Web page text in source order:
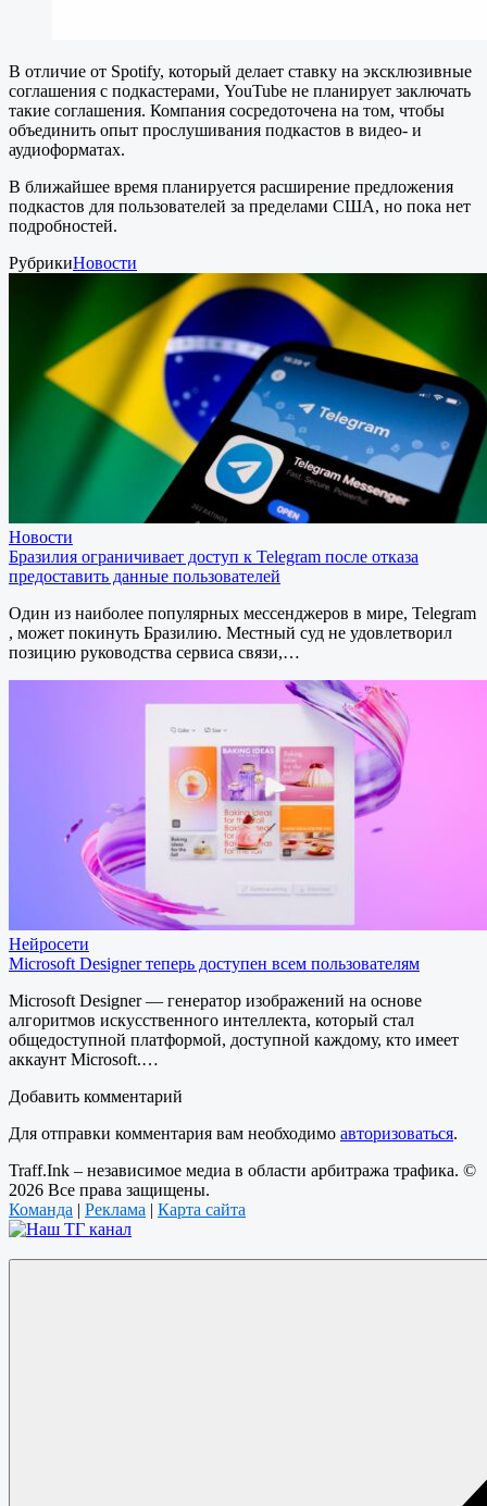
В отличие от Spotify, который делает ставку на эксклюзивные
соглашения с подкастерами, YouTube не планирует заключать
такие соглашения. Компания сосредоточена на том, чтобы
объединить опыт прослушивания подкастов в видео- и
аудиоформатах.
В ближайшее время планируется расширение предложения
подкастов для пользователей за пределами США, но пока нет
подробностей.
РубрикиНовости
Новости
Бразилия ограничивает доступ к Telegram после отказа
предоставить данные пользователей
Один из наиболее популярных мессенджеров в мире, Telegram
, может покинуть Бразилию. Местный суд не удовлетворил
позицию руководства сервиса связи,…
Нейросети
Microsoft Designer теперь доступен всем пользователям
Microsoft Designer — генератор изображений на основе
алгоритмов искусственного интеллекта, который стал
общедоступной платформой, доступной каждому, кто имеет
аккаунт Microsoft.…
Добавить комментарий
Для отправки комментария вам необходимо авторизоваться.
Traff.Ink – независимое медиа в области арбитража трафика. ©
2026 Все права защищены.
Команда | Реклама | Карта сайта